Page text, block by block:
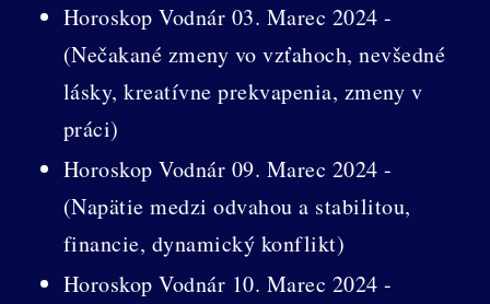
Horoskop Vodnár 03. Marec 2024 -
(Nečakané zmeny vo vzťahoch, nevšedné
lásky, kreatívne prekvapenia, zmeny v
práci)
Horoskop Vodnár 09. Marec 2024 -
(Napätie medzi odvahou a stabilitou,
financie, dynamický konflikt)
Horoskop Vodnár 10. Marec 2024 -